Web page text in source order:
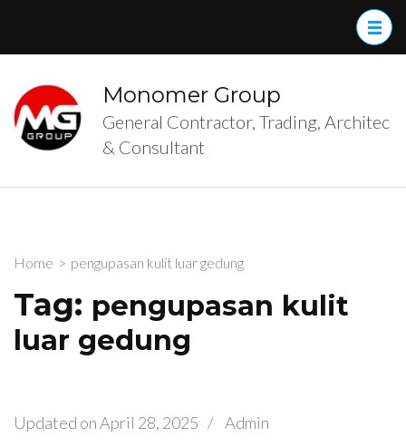
(Press
Enter)
Monomer Group
General Contractor, Trading, Architec
& Consultant
Home > pengupasan kulit luar gedung
Tag: pengupasan kulit
luar gedung
Updated onApril 28, 2025 / Admin